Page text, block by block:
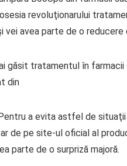
revoluţionarului
avea parte de o reducere
găsit tratamentul în farmacii
din
a evita astfel de situaţii
de pe site-ul oficial al
parte de o surpriză majoră.